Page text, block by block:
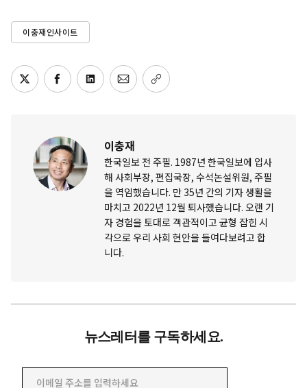
이충재인사이트
이충재
한국일보 전 주필. 1987년 한국일보에 입사
해 사회부장, 편집국장, 수석논설위원, 주필
을 역임했습니다. 만 35년 간의 기자 생활을
마치고 2022년 12월 퇴사했습니다. 오랜 기
자 경험을 토대로 객관적이고 균형 잡힌 시
각으로 우리 사회 현안을 들여다보려고 합
니다.
뉴스레터를 구독하세요.